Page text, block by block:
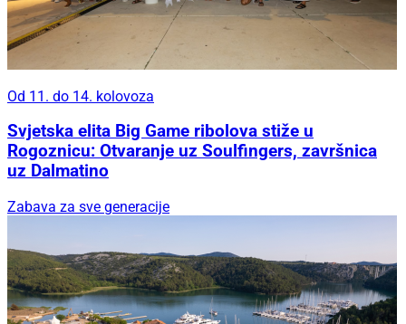
Od 11. do 14. kolovoza
Svjetska elita Big Game ribolova stiže u
Rogoznicu: Otvaranje uz Soulfingers, završnica
uz Dalmatino
Zabava za sve generacije